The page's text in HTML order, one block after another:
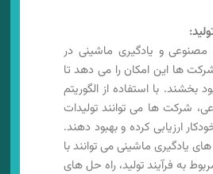
و یادگیری ماشینی در
ها این امکان را می دهد تا
بخشند. با استفاده از الگوریتم
شرکت ها می توانند تولیدات
ارزیابی کرده و بهبود دهند.
های یادگیری ماشینی می توانند با
به فرآیند تولید، راه حل های